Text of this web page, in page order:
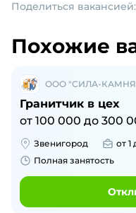
Поделиться вакансией:
Похожие
ООО "СИЛА-
Гранитчик в цех
от 100 000 до 300
Звенигород от 1
Полная занятость